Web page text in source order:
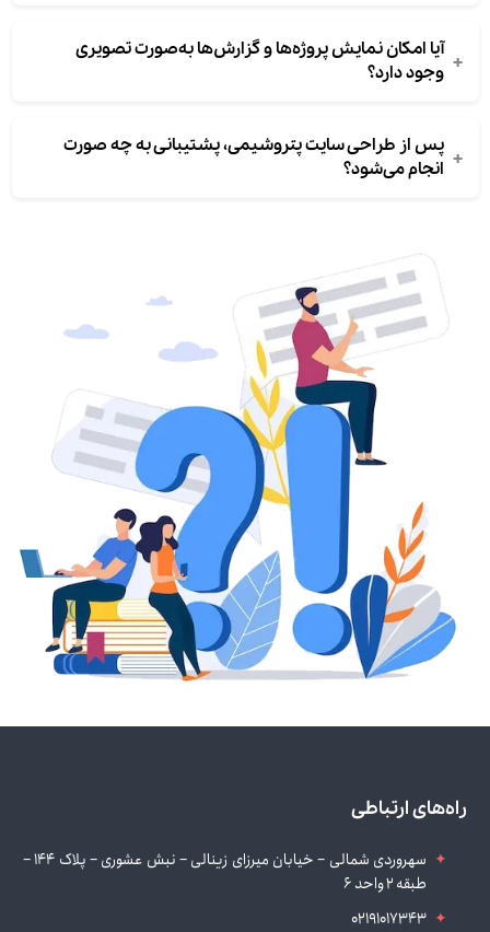
+ آیا امکان نمایش پروژه‌ها و گزارش‌ها به‌صورت تصویری
وجود دارد؟
+ پس از طراحی سایت پتروشیمی، پشتیبانی به چه صورت
انجام می‌شود؟
راه‌های ارتباطی
سهروردی شمالی – خیابان میرزای زینالی – نبش عشوری – پلاک 144 –
طبقه 2 واحد 6
02191017343